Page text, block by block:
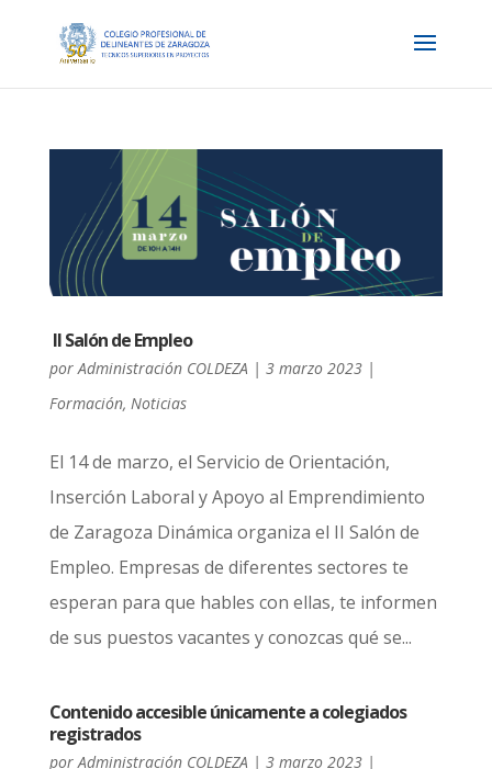
II Salón de Empleo
por Administración COLDEZA | 3 marzo 2023|
Formación, Noticias
El 14 de marzo, el Servicio de Orientación,
Inserción Laboral y Apoyo al Emprendimiento
de Zaragoza Dinámica organiza el II Salón de
Empleo. Empresas de diferentes sectores te
esperan para que hables con ellas, te informen
de sus puestos vacantes y conozcas qué se...
Contenido accesible únicamente a colegiados
registrados
por Administración COLDEZA | 3 marzo 2023|